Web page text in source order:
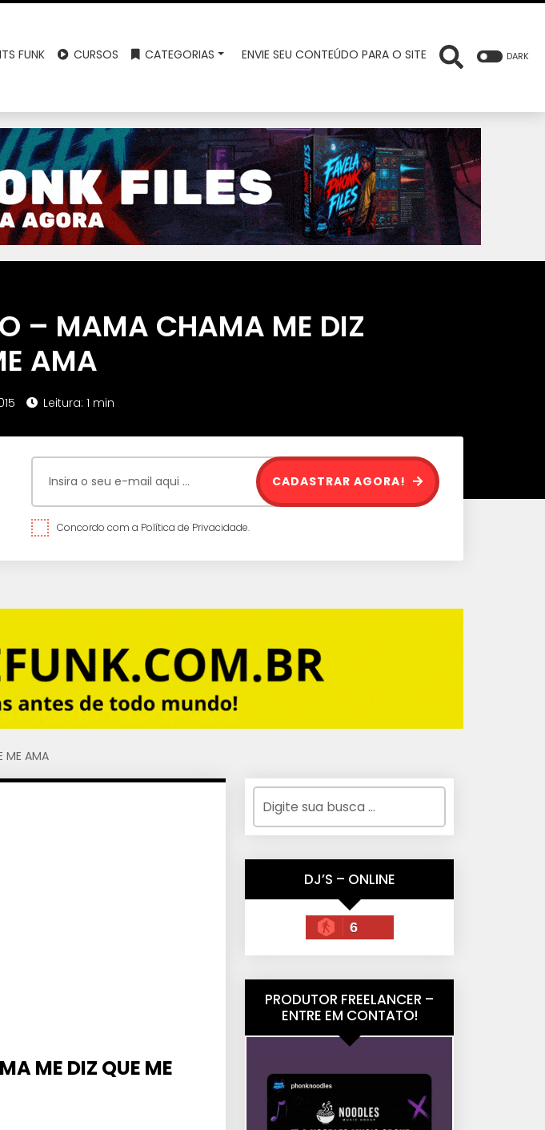
FUNK CURSOS CATEGORIAS ENVIE SEU CONTEÚDO PARA O SITE DARK
– MAMA CHAMA ME DIZ
AMA
Leitura: 1 min
Concordo com a Política de Privacidade.
CADASTRAR AGORA!
ME AMA
ME DIZ QUE ME
DJ’S – ONLINE
6
PRODUTOR FREELANCER –
ENTRE EM CONTATO!